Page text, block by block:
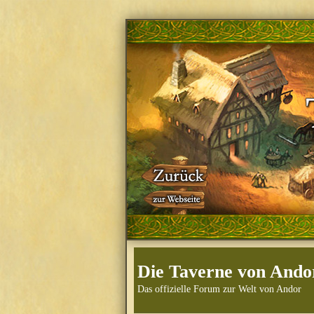
Die Taverne von
Das offizielle Forum zur Welt von Andor